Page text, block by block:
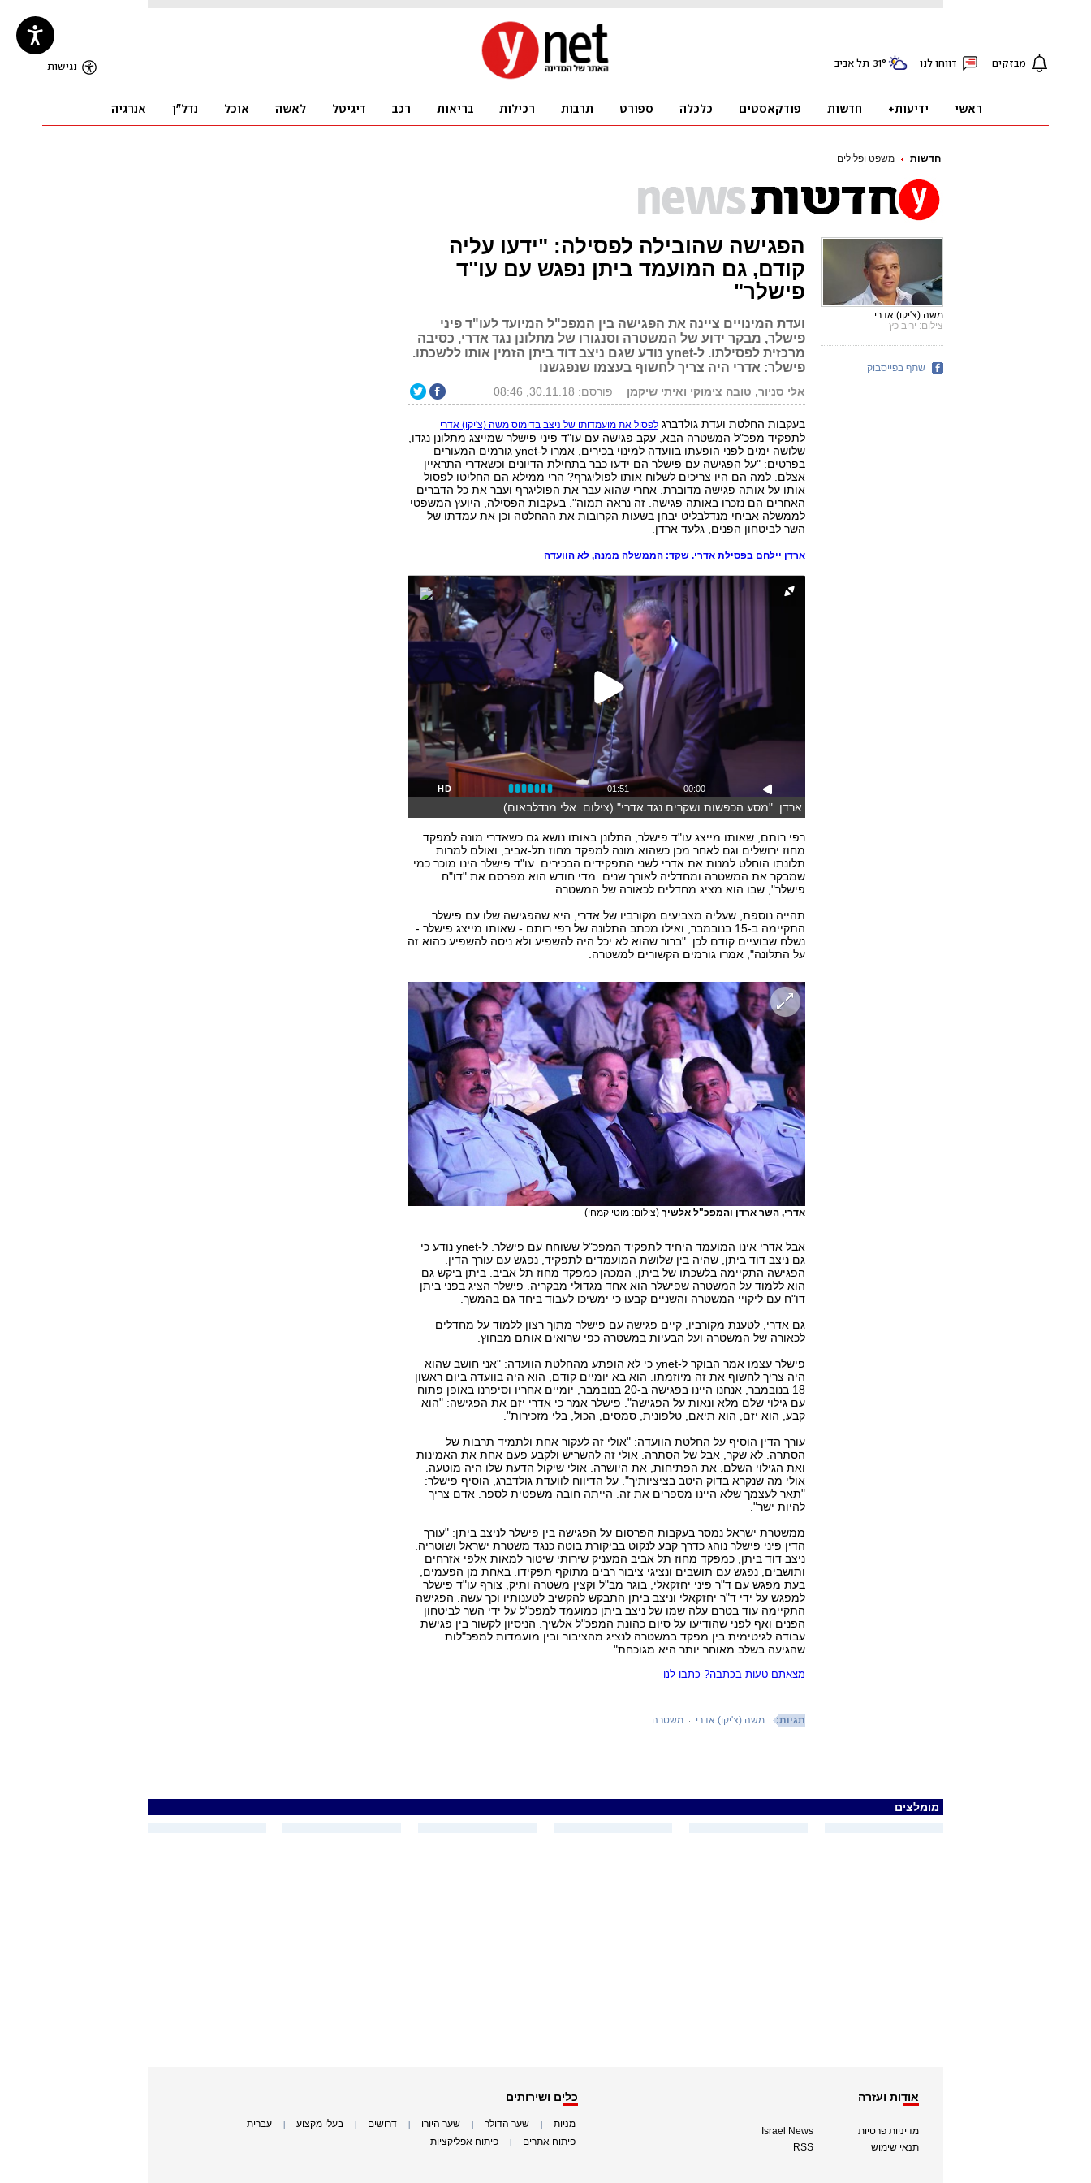
חדשות משפט ופלילים
הפגישה שהובילה לפסילה: "ידעו עליה
קודם, גם המועמד ביתן נפגש עם עו"ד
פישלר"
ועדת המינויים ציינה את הפגישה בין המפכ"ל המיועד לעו"ד פיני
פישלר, מבקר ידוע של המשטרה וסנגורו של מתלונן נגד אדרי, כסיבה
מרכזית לפסילתו. ל-ynet נודע שגם ניצב דוד ביתן הזמין אותו ללשכתו.
פישלר: אדרי היה צריך לחשוף בעצמו שנפגשנו
אלי סניור, טובה צימוקי ואיתי שיקמן פורסם: 30.11.18, 08:46
בעקבות החלטת ועדת גולדברג לפסול את מועמדותו של ניצב בדימוס משה (צ'יקו) אדרי
לתפקיד מפכ"ל המשטרה הבא, עקב פגישה עם עו"ד פיני פישלר שמייצג מתלונן נגדו,
שלושה ימים לפני הופעתו בוועדה למינוי בכירים, אמרו ל-ynet גורמים המעורים
בפרטים: "על הפגישה עם פישלר הם ידעו כבר בתחילת הדיונים וכשאדרי התראיין
אצלם. למה הם היו צריכים לשלוח אותו לפוליגרף? הרי ממילא הם החליטו לפסול
אותו על אותה פגישה מדוברת. אחרי שהוא עבר את הפוליגרף ועבר את כל הדברים
האחרים הם נזכרו באותה פגישה. זה נראה תמוה". בעקבות הפסילה, היועץ המשפטי
לממשלה אביחי מנדלבליט יבחן בשעות הקרובות את ההחלטה וכן את עמדתו של
השר לביטחון הפנים, גלעד ארדן.
ארדן יילחם בפסילת אדרי. שקד: הממשלה ממנה, לא הוועדה
00:00
01:51
HD
ארדן: "מסע הכפשות ושקרים נגד אדרי" (צילום: אלי מנדלבאום)
רפי רותם, שאותו מייצג עו"ד פישלר, התלונן באותו נושא גם כשאדרי מונה למפקד
מחוז ירושלים וגם לאחר מכן כשהוא מונה למפקד מחוז תל-אביב, ואולם למרות
תלונתו הוחלט למנות את אדרי לשני התפקידים הבכירים. עו"ד פישלר הינו מוכר כמי
שמבקר את המשטרה ומחדליה לאורך שנים. מדי חודש הוא מפרסם את "דו"ח
פישלר", שבו הוא מציג מחדלים לכאורה של המשטרה.
תהייה נוספת, שעליה מצביעים מקורביו של אדרי, היא שהפגישה שלו עם פישלר
התקיימה ב-15 בנובמבר, ואילו מכתב התלונה של רפי רותם - שאותו מייצג פישלר -
נשלח שבועיים קודם לכן. "ברור שהוא לא יכל היה להשפיע ולא ניסה להשפיע כהוא זה
על התלונה", אמרו גורמים הקשורים למשטרה.
אדרי, השר ארדן והמפכ"ל אלשיך (צילום: מוטי קמחי)
אבל אדרי אינו המועמד היחיד לתפקיד המפכ"ל ששוחח עם פישלר. ל-ynet נודע כי
גם ניצב דוד ביתן, שהיה בין שלושת המועמדים לתפקיד, נפגש עם עורך הדין.
הפגישה התקיימה בלשכתו של ביתן, המכהן כמפקד מחוז תל אביב. ביתן ביקש גם
הוא ללמוד על המשטרה שפישלר הוא אחד מגדולי מבקריה. פישלר הציג בפני ביתן
דו"ח עם ליקויי המשטרה והשניים קבעו כי ימשיכו לעבוד ביחד גם בהמשך.
גם אדרי, לטענת מקורביו, קיים פגישה עם פישלר מתוך רצון ללמוד על מחדלים
לכאורה של המשטרה ועל הבעיות במשטרה כפי שרואים אותם מבחוץ.
פישלר עצמו אמר הבוקר ל-ynet כי לא הופתע מהחלטת הוועדה: "אני חושב שהוא
היה צריך לחשוף את זה מיוזמתו. הוא בא יומיים קודם, הוא היה בוועדה ביום ראשון
18 בנובמבר, אנחנו היינו בפגישה ב-20 בנובמבר, יומיים אחריו וסיפרנו באופן פתוח
עם גילוי שלם מלא ונאות על הפגישה". פישלר אמר כי אדרי יזם את הפגישה: "הוא
קבע, הוא יזם, הוא תיאם, טלפונית, סמסים, הכול, בלי מזכירות".
עורך הדין הוסיף על החלטת הוועדה: "אולי זה לעקור אחת ולתמיד תרבות של
הסתרה. לא שקר, אבל של הסתרה. אולי זה להשריש ולקבע פעם אחת את האמינות
ואת הגילוי השלם. את הפתיחות, את היושרה. אולי שיקול הדעת שלו היה מוטעה.
אולי מה שנקרא בדוק היטב בציציותיך". על הדיווח לוועדת גולדברג, הוסיף פישלר:
"תאר לעצמך שלא היינו מספרים את זה. הייתה חובה משפטית לספר. אדם צריך
להיות ישר".
ממשטרת ישראל נמסר בעקבות הפרסום על הפגישה בין פישלר לניצב ביתן: "עורך
הדין פיני פישלר נוהג כדרך קבע לנקוט בביקורת בוטה כנגד משטרת ישראל ושוטריה.
ניצב דוד ביתן, כמפקד מחוז תל אביב המעניק שירותי שיטור למאות אלפי אזרחים
ותושבים, נפגש עם תושבים ונציגי ציבור רבים מתוקף תפקידו. באחת מן הפעמים,
בעת מפגש עם ד"ר פיני יחזקאלי, בוגר מב"ל וקצין משטרה ותיק, צורף עו"ד פישלר
למפגש על ידי ד"ר יחזקאלי וניצב ביתן התבקש להקשיב לטענותיו וכך עשה. הפגישה
התקיימה עוד בטרם עלה שמו של ניצב ביתן כמועמד למפכ"ל על ידי השר לביטחון
הפנים ואף לפני שהודיעו על סיום כהונת המפכ"ל אלשיך. הניסיון לקשור בין פגישת
עבודה לגיטימית בין מפקד במשטרה לנציג מהציבור ובין מועמדות למפכ"לות
שהגיעה בשלב מאוחר יותר היא מגוכחת".
מצאתם טעות בכתבה? כתבו לנו
תגיות: משה (צ'יקו) אדרי משטרה
משה (צ'יקו) אדרי
צילום: יריב כץ
שתף בפייסבוק
מומלצים
אודות ועזרה
מדיניות פרטיות
תנאי שימוש
Israel News
RSS
כלים ושירותים
מניות שער הדולר שער היורו דרושים בעלי מקצוע עברית
פיתוח אתרים פיתוח אפליקציות